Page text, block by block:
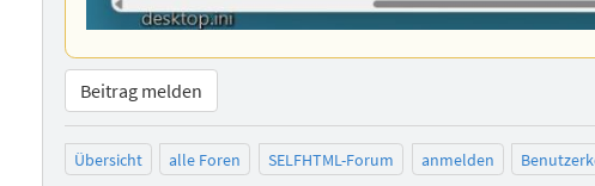
Beitrag melden
Übersicht alle Foren SELFHTML-Forum anmelden